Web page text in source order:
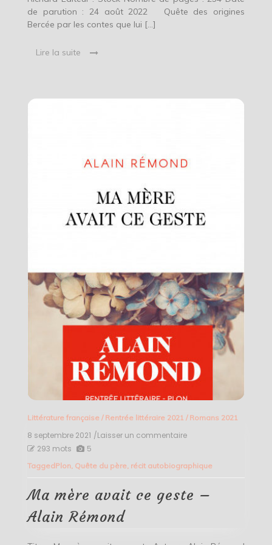
de parution : 24 août 2022 Quête des origines
Bercée par les contes que lui […]
Lire la suite
Littérature française/ Rentrée littéraire 2021 / Romans 2021
8 septembre 2021 /Laisser un commentaireon
avait
–
293 mots 5
TaggedPlon, Quête du père, récit autobiographique
Ma mère avait ce geste –
Alain Rémond